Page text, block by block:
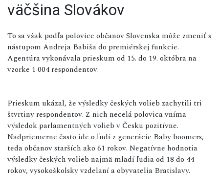
väčšina Slovákov
To sa však podľa polovice občanov Slovenska môže zmeniť s
nástupom Andreja Babiša do premiérskej funkcie.
Agentúra vykonávala prieskum od 15. do 19. októbra na
vzorke 1 004 respondentov.
Prieskum ukázal, že výsledky českých volieb zachytili tri
štvrtiny respondentov. Z nich necelá polovica vníma
výsledok parlamentných volieb v Česku pozitívne.
Nadpriemerne často ide o ľudí z generácie Baby boomers,
teda občanov starších ako 61 rokov. Negatívne hodnotia
výsledky českých volieb najmä mladí ľudia od 18 do 44
rokov, vysokoškolsky vzdelaní a obyvatelia Bratislavy.